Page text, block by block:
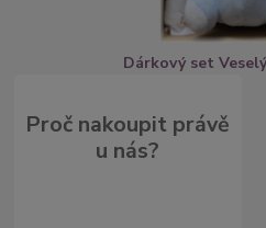
Dárkový set
Proč nakoupit právě
u nás?